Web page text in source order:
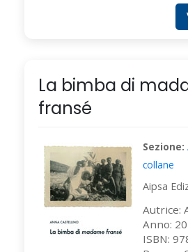
La bimba di
fransé
Sezione:
collane
Aipsa
Autrice:
Anno:
ISBN: